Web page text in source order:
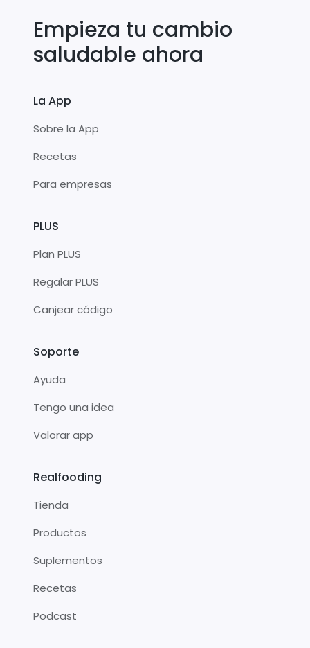
Empieza tu cambio
saludable ahora
La App
Sobre la App
Recetas
Para empresas
PLUS
Plan PLUS
Regalar PLUS
Canjear código
Soporte
Ayuda
Tengo una idea
Valorar app
Realfooding
Tienda
Productos
Suplementos
Recetas
Podcast